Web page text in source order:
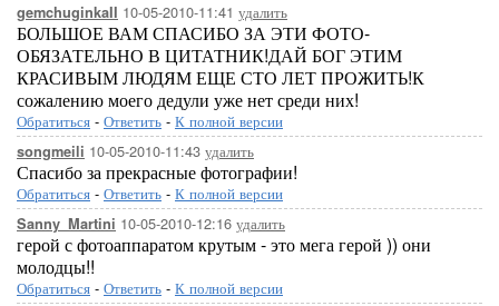
gemchuginkaII 10-05-2010-11:41 удалить
БОЛЬШОЕ ВАМ СПАСИБО ЗА ЭТИ ФОТО-
ОБЯЗАТЕЛЬНО В ЦИТАТНИК!ДАЙ БОГ ЭТИМ
КРАСИВЫМ ЛЮДЯМ ЕЩЕ СТО ЛЕТ ПРОЖИТЬ!К
сожалению моего дедули уже нет среди них!
Обратиться - Ответить - К полной версии
songmeili 10-05-2010-11:43 удалить
Спасибо за прекрасные фотографии!
Обратиться - Ответить - К полной версии
Sanny_Martini 10-05-2010-12:16 удалить
герой с фотоаппаратом крутым - это мега герой )) они
молодцы!!
Обратиться - Ответить - К полной версии